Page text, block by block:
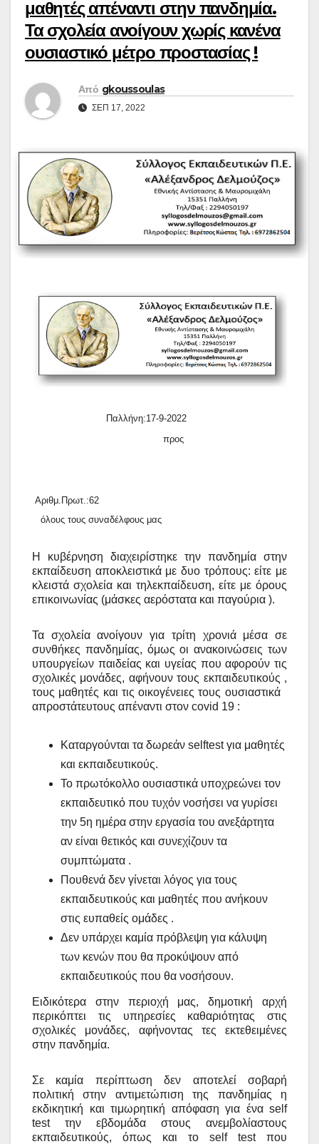
μαθητές απέναντι στην πανδημία.
Τα σχολεία ανοίγουν χωρίς κανένα
ουσιαστικό μέτρο προστασίας !
Από gkoussoulas
ΣΕΠ 17, 2022
Παλλήνη:17-9-2022
προς
Αριθμ.Πρωτ.:62
όλους τους συναδέλφους μας
Η κυβέρνηση διαχειρίστηκε την πανδημία στην
εκπαίδευση αποκλειστικά με δυο τρόπους: είτε με
κλειστά σχολεία και τηλεκπαίδευση, είτε με όρους
επικοινωνίας (μάσκες αερόστατα και παγούρια ).
Τα σχολεία ανοίγουν για τρίτη χρονιά μέσα σε
συνθήκες πανδημίας, όμως οι ανακοινώσεις των
υπουργείων παιδείας και υγείας που αφορούν τις
σχολικές μονάδες, αφήνουν τους εκπαιδευτικούς ,
τους μαθητές και τις οικογένειες τους ουσιαστικά
απροστάτευτους απέναντι στον covid 19 :
Καταργούνται τα δωρεάν selftestγια μαθητές
και εκπαιδευτικούς.
Το πρωτόκολλο ουσιαστικά υποχρεώνει τον
εκπαιδευτικό που τυχόν νοσήσει να γυρίσει
την 5η ημέρα στην εργασία του ανεξάρτητα
αν είναι θετικός και συνεχίζουν τα
συμπτώματα .
Πουθενά δεν γίνεται λόγος για τους
εκπαιδευτικούς και μαθητές που ανήκουν
στις ευπαθείς ομάδες .
Δεν υπάρχει καμία πρόβλεψη για κάλυψη
των κενών που θα προκύψουν από
εκπαιδευτικούς που θα νοσήσουν.
Ειδικότερα στην περιοχή μας, δημοτική αρχή
περικόπτει τις υπηρεσίες καθαριότητας στις
σχολικές μονάδες, αφήνοντας τες εκτεθειμένες
στην πανδημία.
Σε καμία περίπτωση δεν αποτελεί σοβαρή
πολιτική στην αντιμετώπιση της πανδημίας η
εκδικητική και τιμωρητική απόφαση για ένα self
test
την εβδομάδα στους ανεμβολίαστους
εκπαιδευτικούς, όπως και το self test
που